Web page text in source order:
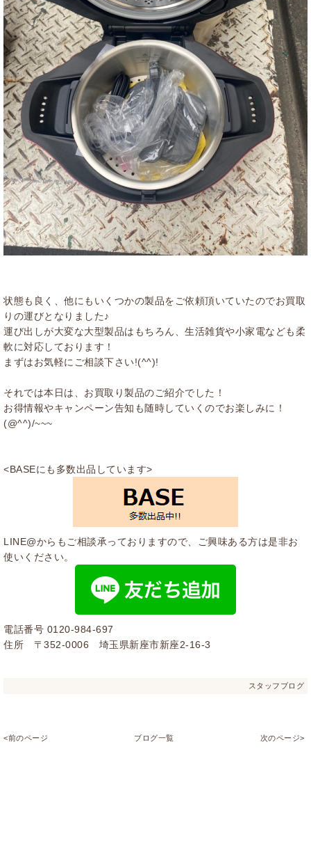
状態も良く、他にもいくつかの製品をご依頼頂いていたのでお買取
りの運びとなりました♪
運び出しが大変な大型製品はもちろん、生活雑貨や小家電なども柔
軟に対応しております！
まずはお気軽にご相談下さい!(^^)!
それでは本日は、お買取り製品のご紹介でした！
お得情報やキャンペーン告知も随時していくのでお楽しみに！
(@^^)/~~~
<BASEにも多数出品しています>
LINE@からもご相談承っておりますので、ご興味ある方は是非お
使いください。
電話番号 0120-984-697
住所 〒352-0006 埼玉県新座市新座2-16-3
スタッフブログ
<前のページ ブログ一覧 次のページ>